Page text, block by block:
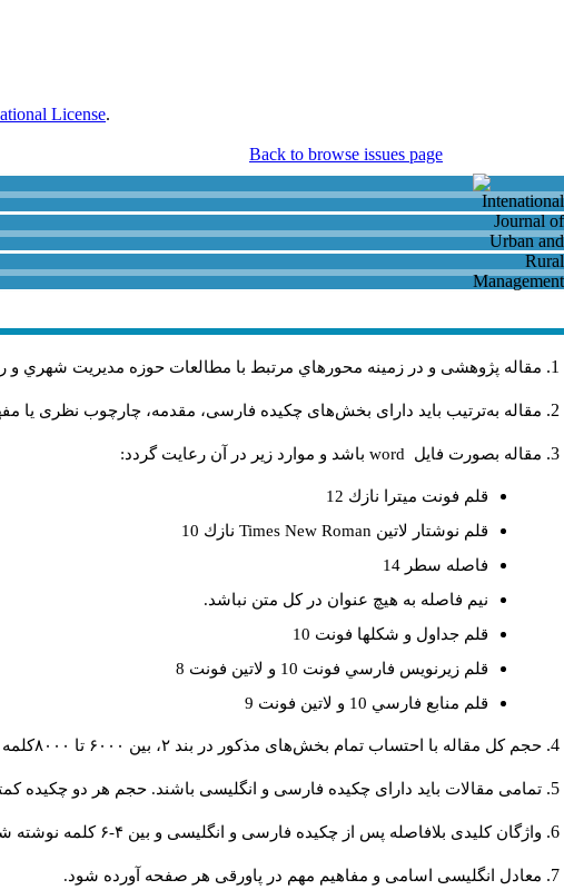
License.
Back to browse issues page
مقاله پژوهشی و در زمینه محورهاي مرتبط با مطالعات حوزه مديريت شهري
مقاله به‌ترتیب باید دارای بخش‌های چکیده فارسی، مقدمه، چارچوب نظری یا
مقاله بصورت فايل word باشد و موارد زير در آن رعايت گردد:
قلم فونت ميترا نازك 12
قلم نوشتار لاتين Times New Roman نازك 10
فاصله سطر 14
نيم فاصله به هيچ عنوان در كل متن نباشد.
قلم جداول و شكلها فونت 10
قلم زيرنويس فارسي فونت 10 و لاتين فونت 8
قلم منابع فارسي 10 و لاتين فونت 9
حجم کل مقاله با احتساب تمام بخش‌های مذکور در بند ۲، بین ۶۰۰۰ تا ۸۰۰۰کلمه باشد.
تمامی مقالات باید دارای چکیده فارسی و انگلیسی باشند. حجم هر دو چکیده کمتر از ۲۰۰ و بیشتر از ۲۵۰ کلمه
واژگان کلیدی بلافاصله پس از چکیده فارسی و انگلیسی و بین ۴-۶ کلمه نوشته شود.
معادل انگلیسی اسامی و مفاهیم مهم در پاورقی هر صفحه آورده شود.